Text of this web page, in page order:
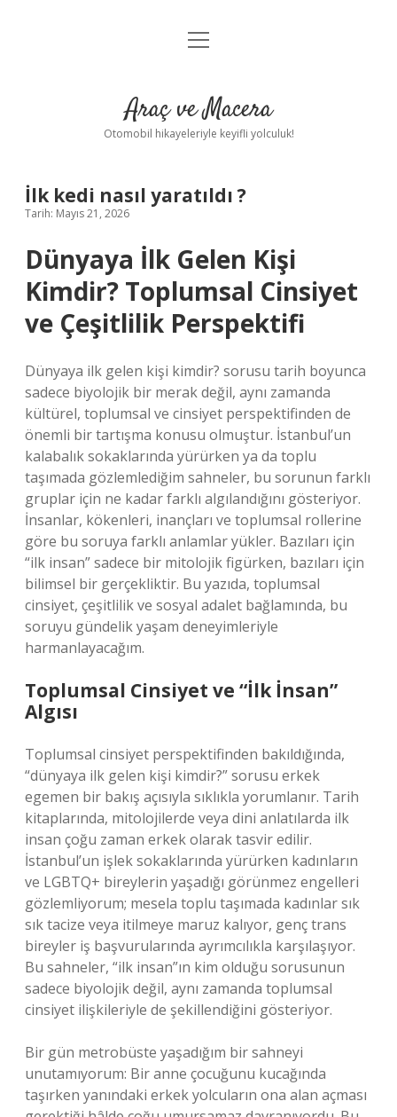
Anasayfa
Yasal Uyarı
menüyü
Araç ve Macera
Otomobil hikayeleriyle keyifli yolculuk!
İlk kedi nasıl yaratıldı ?
Tarih: Mayıs 21, 2026
Dünyaya İlk Gelen Kişi
Kimdir? Toplumsal Cinsiyet
ve Çeşitlilik Perspektifi
Dünyaya ilk gelen kişi kimdir? sorusu tarih boyunca
sadece biyolojik bir merak değil, aynı zamanda
kültürel, toplumsal ve cinsiyet perspektifinden de
önemli bir tartışma konusu olmuştur. İstanbul’un
kalabalık sokaklarında yürürken ya da toplu
taşımada gözlemlediğim sahneler, bu sorunun farklı
gruplar için ne kadar farklı algılandığını gösteriyor.
İnsanlar, kökenleri, inançları ve toplumsal rollerine
göre bu soruya farklı anlamlar yükler. Bazıları için
“ilk insan” sadece bir mitolojik figürken, bazıları için
bilimsel bir gerçekliktir. Bu yazıda, toplumsal
cinsiyet, çeşitlilik ve sosyal adalet bağlamında, bu
soruyu gündelik yaşam deneyimleriyle
harmanlayacağım.
Toplumsal Cinsiyet ve “İlk İnsan”
Algısı
Toplumsal cinsiyet perspektifinden bakıldığında,
“dünyaya ilk gelen kişi kimdir?” sorusu erkek
egemen bir bakış açısıyla sıklıkla yorumlanır. Tarih
kitaplarında, mitolojilerde veya dini anlatılarda ilk
insan çoğu zaman erkek olarak tasvir edilir.
İstanbul’un işlek sokaklarında yürürken kadınların
ve LGBTQ+ bireylerin yaşadığı görünmez engelleri
gözlemliyorum; mesela toplu taşımada kadınlar sık
sık tacize veya itilmeye maruz kalıyor, genç trans
bireyler iş başvurularında ayrımcılıkla karşılaşıyor.
Bu sahneler, “ilk insan”ın kim olduğu sorusunun
sadece biyolojik değil, aynı zamanda toplumsal
cinsiyet ilişkileriyle de şekillendiğini gösteriyor.
Bir gün metrobüste yaşadığım bir sahneyi
unutamıyorum: Bir anne çocuğunu kucağında
taşırken yanındaki erkek yolcuların ona alan açması